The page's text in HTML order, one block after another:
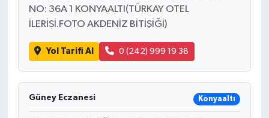
NO: 36A 1 KONYAALTI(TÜRKAY OTEL
İLERİSİ.FOTO AKDENİZ BİTİŞİĞİ)
Yol Tarifi Al 0 (242) 999 19 38
Güney Eczanesi Konyaaltı